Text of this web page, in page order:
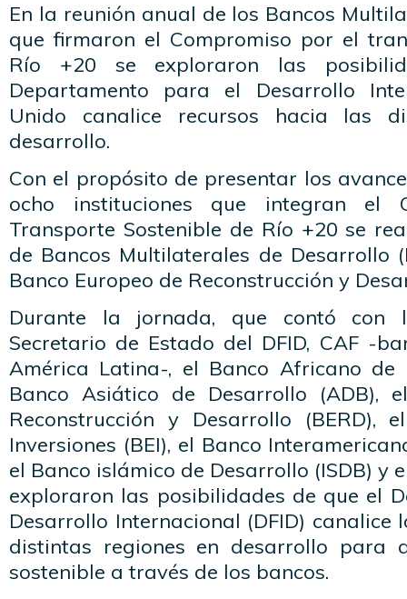
En la reunión anual de los Bancos
que firmaron el Compromiso por el
Río +20 se exploraron las
Departamento para el Desarrollo
Unido canalice recursos hacia las
desarrollo.
Con el propósito de presentar los
ocho instituciones que integran el
Transporte Sostenible de Río +20 se
de Bancos Multilaterales de Desarrollo
Banco Europeo de Reconstrucción y
Durante la jornada, que contó con
Secretario de Estado del DFID, CAF -
América Latina-, el Banco Africano de
Banco Asiático de Desarrollo (ADB),
Reconstrucción y Desarrollo (BERD),
Inversiones (BEI), el Banco
el Banco islámico de Desarrollo (ISDB) y
exploraron las posibilidades de que el
Desarrollo Internacional (DFID) canalice
distintas regiones en desarrollo para
sostenible a través de los bancos.